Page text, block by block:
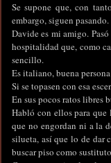
Se supone que, con
embargo, siguen pasando.
Davide es mi amigo.
hospitalidad que, como
sencillo.
Es italiano, buena
Si se topasen con esa
En sus pocos ratos libres
Habló con ellos para que
que no engordan ni a la
silueta, así que lo de dar
buscar piso como